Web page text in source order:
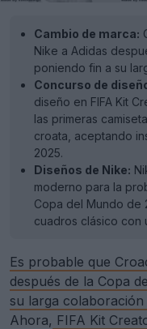
Cambio de marca:
Nike a Adidas
poniendo fin a su
Concurso de
diseño en FIFA Kit
las primeras
croata, aceptando
2025.
Diseños de Nike:
moderno para la
Copa del Mundo de
cuadros clásico con
Es probable que
después de la Copa
su larga
Ahora, FIFA Kit